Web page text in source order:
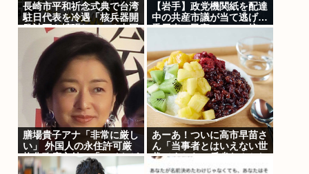
長崎市平和祈念式典で台湾
駐日代表を冷遇「核兵器開
発計画を拡張している中国
の意向だ！」
【岩手】政党機関紙を配達
中の共産市議が当て逃げ…
乗用車で民家フェンス接
次の配達先へ 宮古
膳場貴子アナ「非常に厳し
い」 外国人の永住許可厳
格化政府方針に「ヘイトが
より進む方向になると…」
あーあ！ついに高市早苗さ
ん「当事者とはいえない世
代ですから、反省なんかし
ておりません」オワタ！！